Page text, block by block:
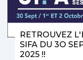
RETROUVEZ
SIFA DU 3O
2025 !!